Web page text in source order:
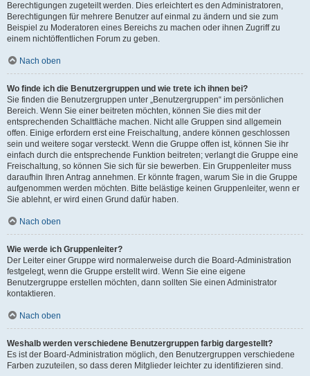
Berechtigungen zugeteilt werden. Dies erleichtert es den Administratoren,
Berechtigungen für mehrere Benutzer auf einmal zu ändern und sie zum
Beispiel zu Moderatoren eines Bereichs zu machen oder ihnen Zugriff zu
einem nichtöffentlichen Forum zu geben.
Nach oben
Wo finde ich die Benutzergruppen und wie trete ich ihnen bei?
Sie finden die Benutzergruppen unter „Benutzergruppen“ im persönlichen
Bereich. Wenn Sie einer beitreten möchten, können Sie dies mit der
entsprechenden Schaltfläche machen. Nicht alle Gruppen sind allgemein
offen. Einige erfordern erst eine Freischaltung, andere können geschlossen
sein und weitere sogar versteckt. Wenn die Gruppe offen ist, können Sie ihr
einfach durch die entsprechende Funktion beitreten; verlangt die Gruppe eine
Freischaltung, so können Sie sich für sie bewerben. Ein Gruppenleiter muss
daraufhin Ihren Antrag annehmen. Er könnte fragen, warum Sie in die Gruppe
aufgenommen werden möchten. Bitte belästige keinen Gruppenleiter, wenn er
Sie ablehnt, er wird einen Grund dafür haben.
Nach oben
Wie werde ich Gruppenleiter?
Der Leiter einer Gruppe wird normalerweise durch die Board-Administration
festgelegt, wenn die Gruppe erstellt wird. Wenn Sie eine eigene
Benutzergruppe erstellen möchten, dann sollten Sie einen Administrator
kontaktieren.
Nach oben
Weshalb werden verschiedene Benutzergruppen farbig dargestellt?
Es ist der Board-Administration möglich, den Benutzergruppen verschiedene
Farben zuzuteilen, so dass deren Mitglieder leichter zu identifizieren sind.